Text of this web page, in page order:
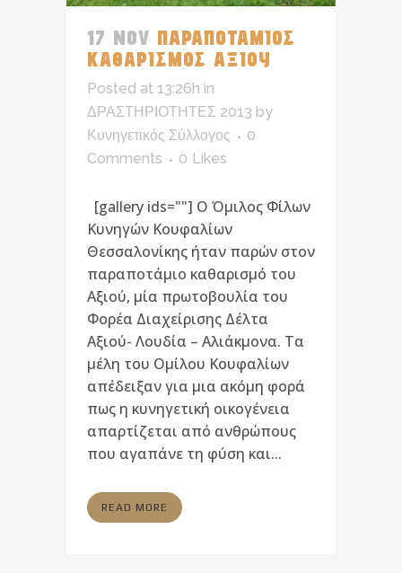
17 NOV ΠΑΡΑΠΟΤΑΜΙΟΣ
ΚΑΘΑΡΙΣΜΟΣ ΑΞΙΟΥ
Posted at 13:26h in
ΔΡΑΣΤΗΡΙΟΤΗΤΕΣ 2013 by
Κυνηγετικός Σύλλογος
0
Comments
0 Likes
[gallery ids=""] Ο Όμιλος Φίλων
Κυνηγών Κουφαλίων
Θεσσαλονίκης ήταν παρών στον
παραποτάμιο καθαρισμό του
Αξιού, μία πρωτοβουλία του
Φορέα Διαχείρισης Δέλτα
Αξιού- Λουδία – Αλιάκμονα. Τα
μέλη του Ομίλου Κουφαλίων
απέδειξαν για μια ακόμη φορά
πως η κυνηγετική οικογένεια
απαρτίζεται από ανθρώπους
που αγαπάνε τη φύση και...
READ MORE